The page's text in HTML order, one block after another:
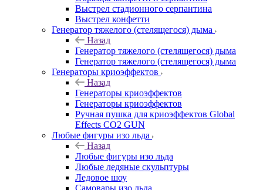
Выстрел стадионного серпантина
Выстрел конфетти
Генератор тяжелого (стелящегося) дыма
Назад
Генератор тяжелого (стелящегося) дыма
Генератор тяжелого (стелящегося) дыма
Генераторы криоэффектов
Назад
Генераторы криоэффектов
Генераторы криоэффектов
Ручная пушка для криоэффектов Global
Effects CO2 GUN
Любые фигуры изо льда
Назад
Любые фигуры изо льда
Любые ледяные скульптуры
Ледовое шоу
Самовары изо льда